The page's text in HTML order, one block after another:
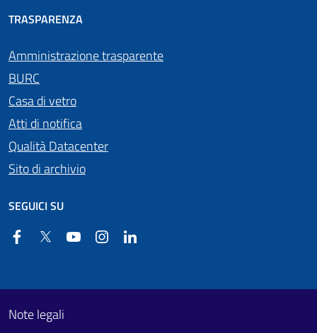
TRASPARENZA
Amministrazione trasparente
BURC
Casa di vetro
Atti di notifica
Qualità Datacenter
Sito di archivio
SEGUICI SU
FacebookTwitter YouTube Instagram
Footer First
Useful links section
Note legali